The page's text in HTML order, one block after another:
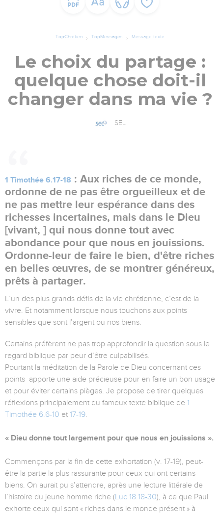
TopChrétien TopMessages Message texte
Le choix du partage :
quelque chose doit-il
changer dans ma vie ?
SEL
1 Timothée 6.17-18 : Aux riches de ce monde,
ordonne de ne pas être orgueilleux et de
ne pas mettre leur espérance dans des
richesses incertaines, mais dans le Dieu
[vivant, ] qui nous donne tout avec
abondance pour que nous en jouissions.
Ordonne-leur de faire le bien, d'être riches
en belles œuvres, de se montrer généreux,
prêts à partager.
L’un des plus grands défis de la vie chrétienne, c’est de la
vivre. Et notamment lorsque nous touchons aux points
sensibles que sont l’argent ou nos biens.
Certains préfèrent ne pas trop approfondir la question sous le
regard biblique par peur d’être culpabilisés.
Pourtant la méditation de la Parole de Dieu concernant ces
points apporte une aide précieuse pour en faire un bon usage
et pour éviter certains pièges. Je propose de tirer quelques
réflexions principalement du fameux texte biblique de 1
Timothée 6.6-10 et 17-19.
« Dieu donne tout largement pour que nous en jouissions ».
Commençons par la fin de cette exhortation (v. 17-19), peut-
être la partie la plus rassurante pour ceux qui ont certains
biens. On aurait pu s’attendre, après une lecture littérale de
l’histoire du jeune homme riche (Luc 18.18-30), à ce que Paul
exhorte ceux qui sont « riches dans le monde présent » à